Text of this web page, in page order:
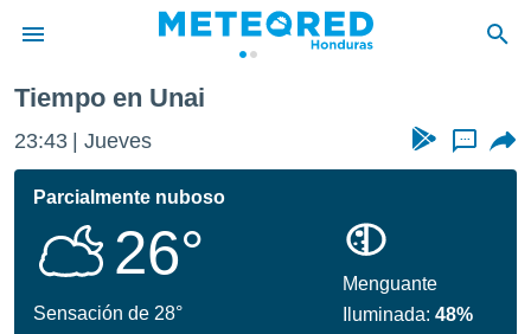
de
ha sido
que se
calidad.
a este
Tiempo en Unai
23:43 Jueves ...
Parcialmente nuboso
26°
Sensación de 28°
Menguante
Iluminada:48%